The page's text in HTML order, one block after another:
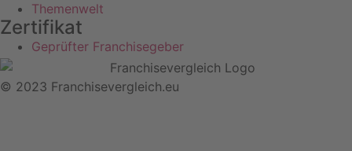
Themenwelt
Zertifikat
Geprüfter Franchisegeber
© 2023 Franchisevergleich.eu